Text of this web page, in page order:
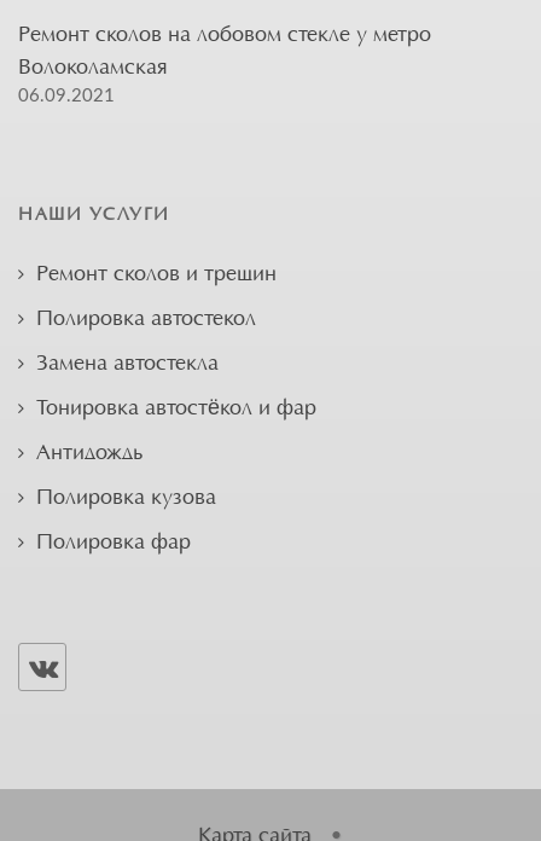
Ремонт сколов на лобовом стекле у метро
Волоколамская
06.09.2021
НАШИ УСЛУГИ
Ремонт сколов и трещин
Полировка автостекол
Замена автостекла
Тонировка автостёкол и фар
Антидождь
Полировка кузова
Полировка фар
Карта сайта •